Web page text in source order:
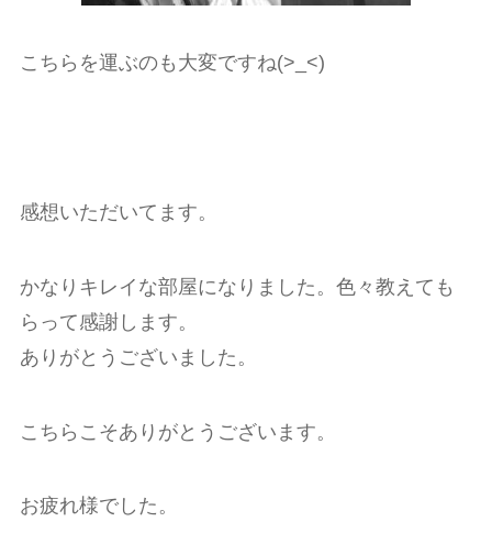
こちらを運ぶのも大変ですね(>_<)
感想いただいてます。
かなりキレイな部屋になりました。色々教えても
らって感謝します。
ありがとうございました。
こちらこそありがとうございます。
お疲れ様でした。